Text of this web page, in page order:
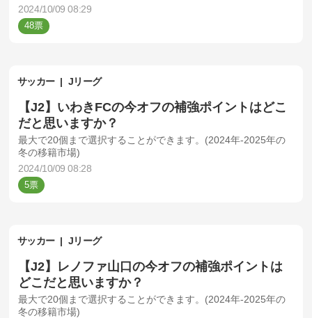
2024/10/09 08:29
48
サッカー Jリーグ
【J2】いわきFCの今オフの補強ポイントはどこ
だと思いますか？
最大で20個まで選択することができます。(2024年-2025年の
冬の移籍市場)
2024/10/09 08:28
5
サッカー Jリーグ
【J2】レノファ山口の今オフの補強ポイントは
どこだと思いますか？
最大で20個まで選択することができます。(2024年-2025年の
冬の移籍市場)